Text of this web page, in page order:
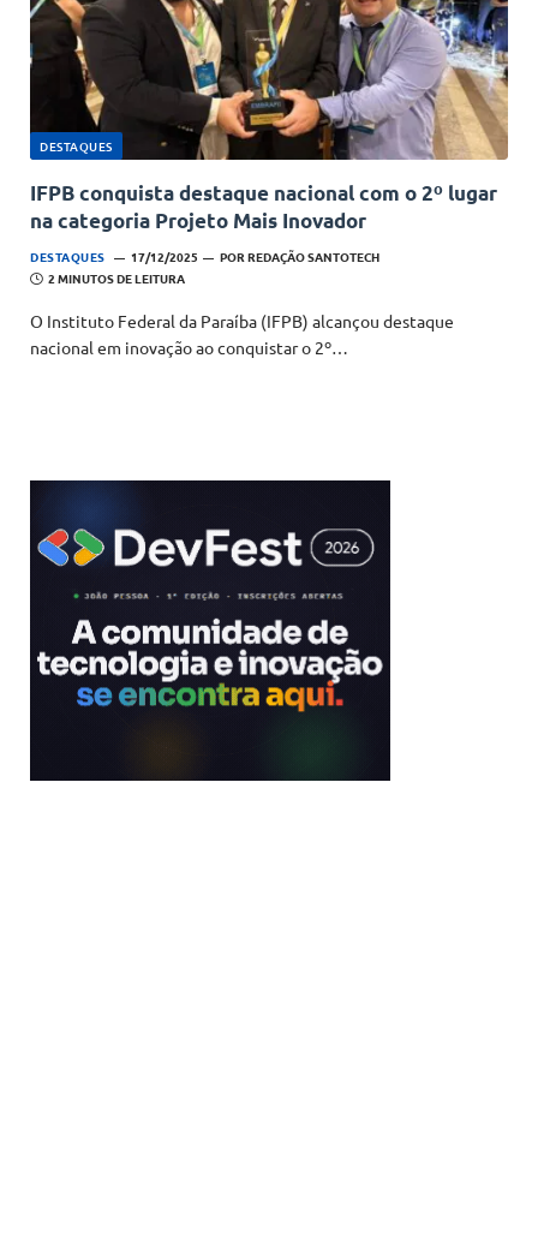
DESTAQUES
IFPB conquista destaque nacional com o 2º lugar
na categoria Projeto Mais Inovador
DESTAQUES 17/12/2025 PORREDAÇÃO SANTOTECH
2 MINUTOS DE LEITURA
O Instituto Federal da Paraíba (IFPB) alcançou destaque
nacional em inovação ao conquistar o 2º…